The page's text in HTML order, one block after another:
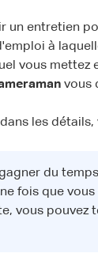
un entretien
à
vous mettez
vous
les
du
fois que
vous